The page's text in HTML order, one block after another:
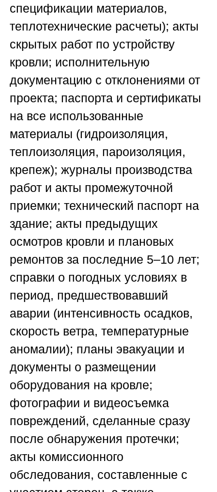
спецификации материалов,
теплотехнические расчеты); акты
скрытых работ по устройству
кровли; исполнительную
документацию с отклонениями от
проекта; паспорта и сертификаты
на все использованные
материалы (гидроизоляция,
теплоизоляция, пароизоляция,
крепеж); журналы производства
работ и акты промежуточной
приемки; технический паспорт на
здание; акты предыдущих
осмотров кровли и плановых
ремонтов за последние 5–10 лет;
справки о погодных условиях в
период, предшествовавший
аварии (интенсивность осадков,
скорость ветра, температурные
аномалии); планы эвакуации и
документы о размещении
оборудования на кровле;
фотографии и видеосъемка
повреждений, сделанные сразу
после обнаружения протечки;
акты комиссионного
обследования, составленные с